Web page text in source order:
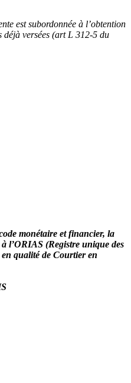
est subordonnée à l’obtention
déjà versées (art L 312-5 du
monétaire et financier, la
l’ORIAS (Registre unique des
qualité de Courtier en